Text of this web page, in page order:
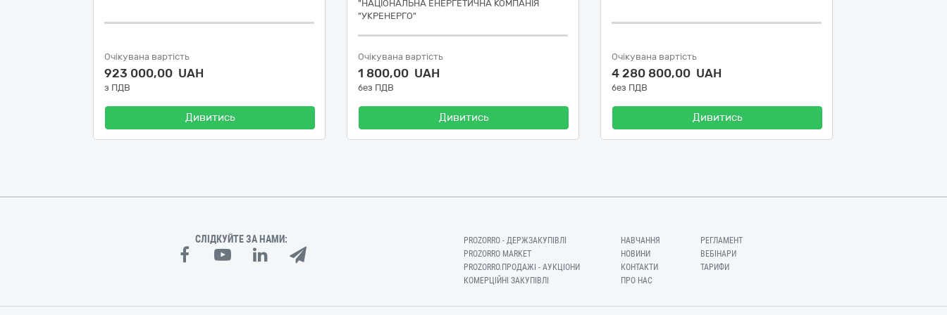
Очікувана вартість
923 000,00 UAH
з ПДВ
Дивитись
"НАЦІОНАЛЬНА ЕНЕРГЕТИЧНА КОМПАНІЯ
"УКРЕНЕРГО"
Очікувана вартість
1 800,00 UAH
без ПДВ
Дивитись
Очікувана вартість
4 280 800,00 UAH
без ПДВ
Дивитись
СЛІДКУЙТЕ ЗА НАМИ:
PROZORRO - ДЕРЖЗАКУПІВЛІ
PROZORRO MARKET
PROZORRO.ПРОДАЖІ - АУКЦІОНИ
КОМЕРЦІЙНІ ЗАКУПІВЛІ
НАВЧАННЯ
НОВИНИ
КОНТАКТИ
ПРО НАС
РЕГЛАМЕНТ
ВЕБІНАРИ
ТАРИФИ